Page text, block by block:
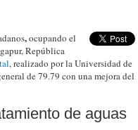
,ocupando el
República
, realizado por la Universidad de
de 79.79 con una mejora del
de aguas